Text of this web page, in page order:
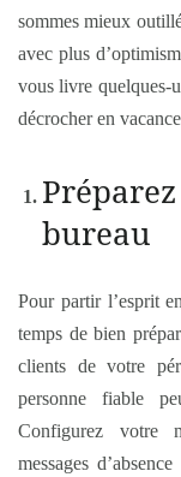
sommes mieux
avec plus
vous livre quelques-
décrocher en
bureau
Pour partir l’esprit
temps de bien
clients de votre
personne fiable
Configurez votre
messages